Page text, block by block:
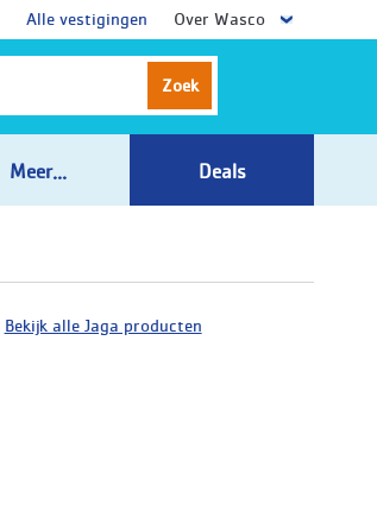
Alle vestigingen Over Wasco
Zoek
Meer... Deals
Bekijk alle Jaga producten